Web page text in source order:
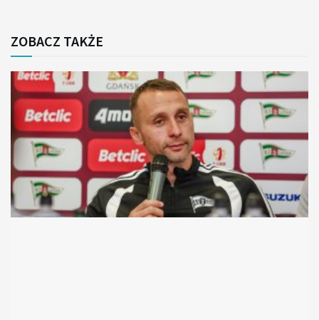
ZOBACZ TAKŻE